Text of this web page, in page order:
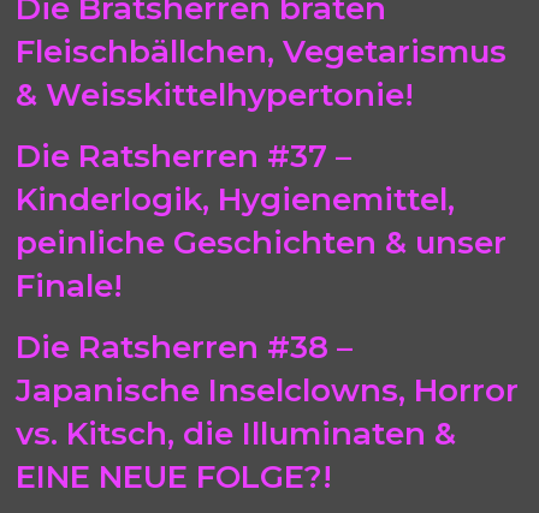
Die Bratsherren braten
Fleischbällchen, Vegetarismus
& Weisskittelhypertonie!
Die Ratsherren #37 –
Kinderlogik, Hygienemittel,
peinliche Geschichten & unser
Finale!
Die Ratsherren #38 –
Japanische Inselclowns, Horror
vs. Kitsch, die Illuminaten &
EINE NEUE FOLGE?!